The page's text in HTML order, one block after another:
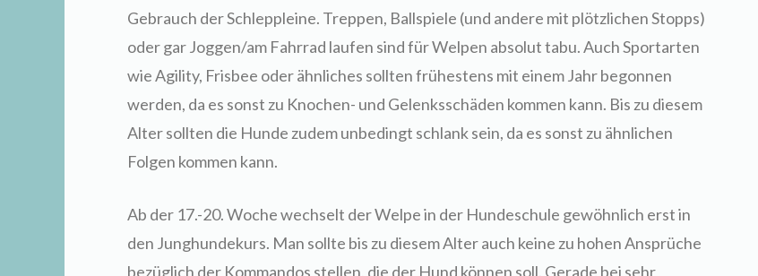
Gebrauch der Schleppleine. Treppen, Ballspiele (und andere mit plötzlichen Stopps)
oder gar Joggen/am Fahrrad laufen sind für Welpen absolut tabu. Auch Sportarten
wie Agility, Frisbee oder ähnliches sollten frühestens mit einem Jahr begonnen
werden, da es sonst zu Knochen- und Gelenksschäden kommen kann. Bis zu diesem
Alter sollten die Hunde zudem unbedingt schlank sein, da es sonst zu ähnlichen
Folgen kommen kann.
Ab der 17.-20. Woche wechselt der Welpe in der Hundeschule gewöhnlich erst in
den Junghundekurs. Man sollte bis zu diesem Alter auch keine zu hohen Ansprüche
bezüglich der Kommandos stellen, die der Hund können soll. Gerade bei sehr